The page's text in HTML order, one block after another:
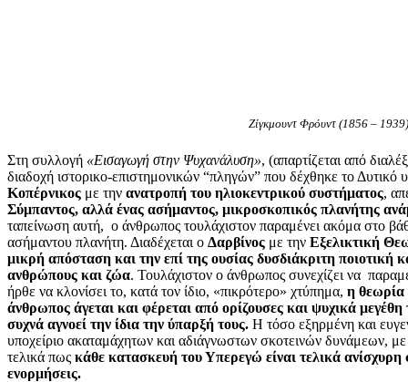
Ζίγκμουντ Φρόυντ (1856 – 1939)
Στη συλλογή «Εισαγωγή στην Ψυχανάλυση», (απαρτίζεται από
διαδοχή ιστορικο-επιστημονικών “πληγών” που δέχθηκε το Δυτικό
Κοπέρνικος με την ανατροπή του ηλιοκεντρικού συστήματος,
Σύμπαντος, αλλά ένας ασήμαντος, μικροσκοπικός πλανήτης
ταπείνωση αυτή, ο άνθρωπος τουλάχιστον παραμένει ακόμα στο
ασήμαντου πλανήτη. Διαδέχεται ο Δαρβίνος με την Εξελικτική
μικρή απόσταση και την επί της ουσίας δυσδιάκριτη ποιοτική
ανθρώπους και ζώα. Τουλάχιστον ο άνθρωπος συνεχίζει να
ήρθε να κλονίσει το, κατά τον ίδιο, «πικρότερο» χτύπημα, η θεωρία
άνθρωπος άγεται και φέρεται από ορίζουσες και ψυχικά
συχνά αγνοεί την ίδια την ύπαρξή τους. Η τόσο εξηρμένη και
υποχείριο ακαταμάχητων και αδιάγνωστων σκοτεινών δυνάμεων, με
τελικά πως κάθε κατασκευή του Υπερεγώ είναι τελικά ανίσχυρη
ενορμήσεις.